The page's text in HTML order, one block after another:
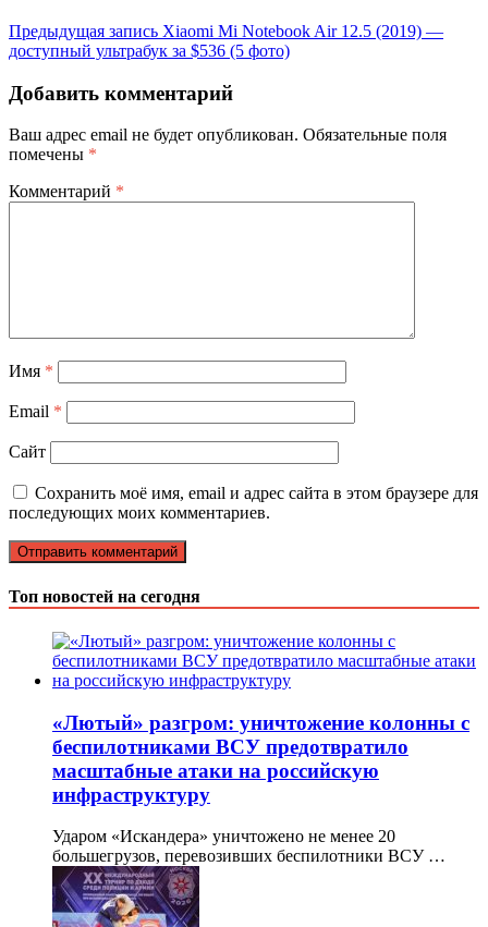
Предыдущая запись Xiaomi Mi Notebook Air 12.5 (2019) —
доступный ультрабук за $536 (5 фото)
Добавить комментарий
Ваш адрес email не будет опубликован. Обязательные поля
помечены *
Комментарий *
Имя *
Email *
Сайт
Сохранить моё имя, email и адрес сайта в этом браузере для
последующих моих комментариев.
Топ новостей на сегодня
«Лютый» разгром: уничтожение колонны с
беспилотниками ВСУ предотвратило
масштабные атаки на российскую
инфраструктуру
Ударом «Искандера» уничтожено не менее 20
большегрузов, перевозивших беспилотники ВСУ …